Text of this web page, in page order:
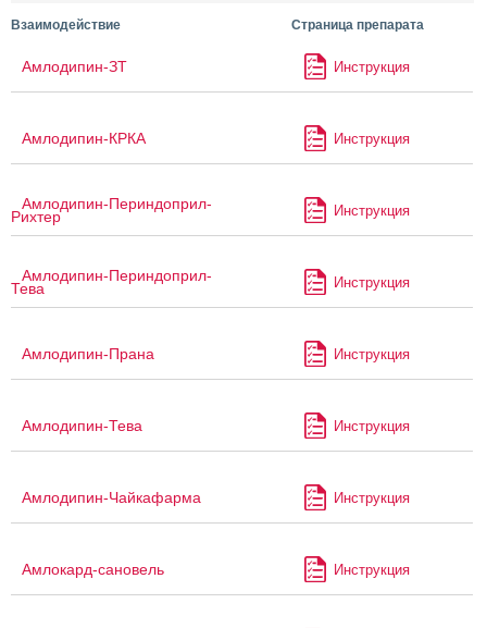
Взаимодействие Страница препарата
Амлодипин-ЗТ Инструкция
Амлодипин-КРКА Инструкция
Амлодипин-Периндоприл-
Рихтер Инструкция
Амлодипин-Периндоприл-
Тева Инструкция
Амлодипин-Прана Инструкция
Амлодипин-Тева Инструкция
Амлодипин-Чайкафарма Инструкция
Амлокард-сановель Инструкция